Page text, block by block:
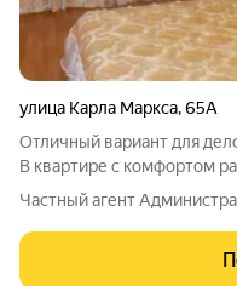
улица Карла Маркса,65А
Отличный вариант для
В квартире с комфортом
бесплатная стоянка, так
охраняемая парковка.
необходимым: - удобные
Частный агент